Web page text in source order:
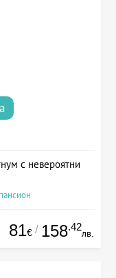
с невероятни
81€ / 158.42
лв.